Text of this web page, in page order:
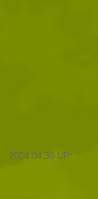
2024.04.30 UP